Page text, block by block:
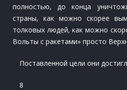
полностью, до конца
страны, как можно скорее
толковых людей, как можно
Вольты с ракетами» просто
Поставленной цели они
8